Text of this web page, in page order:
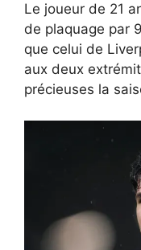
Le joueur de 21
de plaquage par
que celui de
aux deux
précieuses la